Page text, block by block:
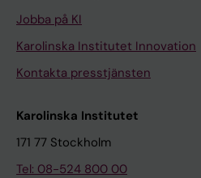
Jobba på KI
Karolinska Institutet Innovation
Kontakta presstjänsten
Karolinska Institutet
171 77 Stockholm
Tel: 08-524 800 00